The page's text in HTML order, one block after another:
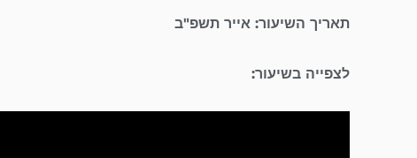
תאריך השיעור: אייר תשפ"ב
לצפייה בשיעור: